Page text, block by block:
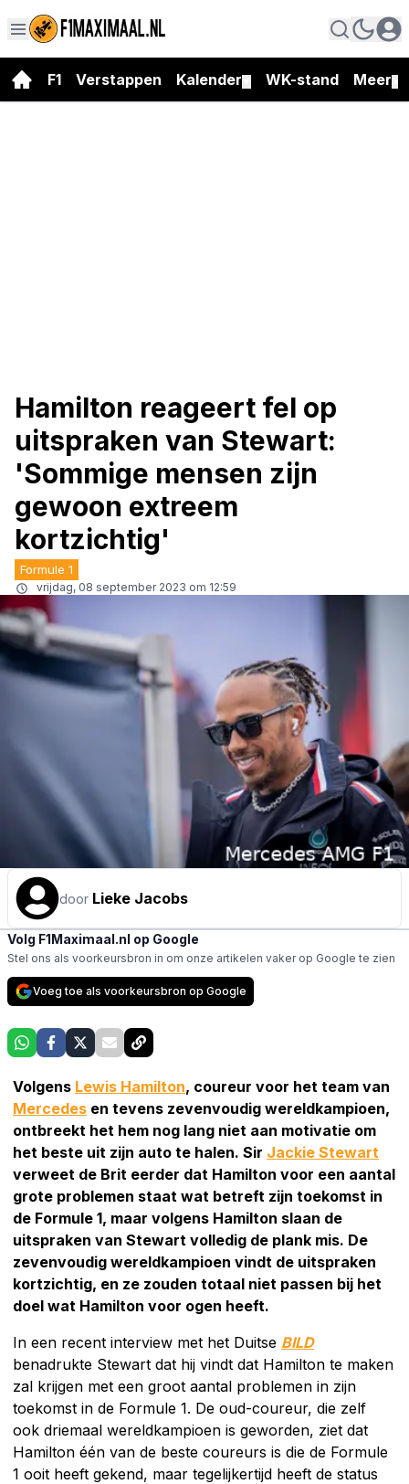
F1 Verstappen Kalender WK-stand Meer
Hamilton reageert fel op
uitspraken van Stewart:
'Sommige mensen zijn
gewoon extreem
kortzichtig'
Formule 1
vrijdag, 08 september 2023 om 12:59
door Lieke Jacobs
Volg F1Maximaal.nl op Google
Stel ons als voorkeursbron in om onze artikelen vaker op Google te zien
Voeg toe als voorkeursbron op Google
Volgens Lewis Hamilton, coureur voor het team van
Mercedes en tevens zevenvoudig wereldkampioen,
ontbreekt het hem nog lang niet aan motivatie om
het beste uit zijn auto te halen. Sir Jackie Stewart
verweet de Brit eerder dat Hamilton voor een aantal
grote problemen staat wat betreft zijn toekomst in
de Formule 1, maar volgens Hamilton slaan de
uitspraken van Stewart volledig de plank mis. De
zevenvoudig wereldkampioen vindt de uitspraken
kortzichtig, en ze zouden totaal niet passen bij het
doel wat Hamilton voor ogen heeft.
In een recent interview met het Duitse BILD
benadrukte Stewart dat hij vindt dat Hamilton te maken
zal krijgen met een groot aantal problemen in zijn
toekomst in de Formule 1. De oud-coureur, die zelf
ook driemaal wereldkampioen is geworden, ziet dat
Hamilton één van de beste coureurs is die de Formule
1 ooit heeft gekend, maar tegelijkertijd heeft de status